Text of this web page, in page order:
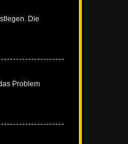
Die
Problem